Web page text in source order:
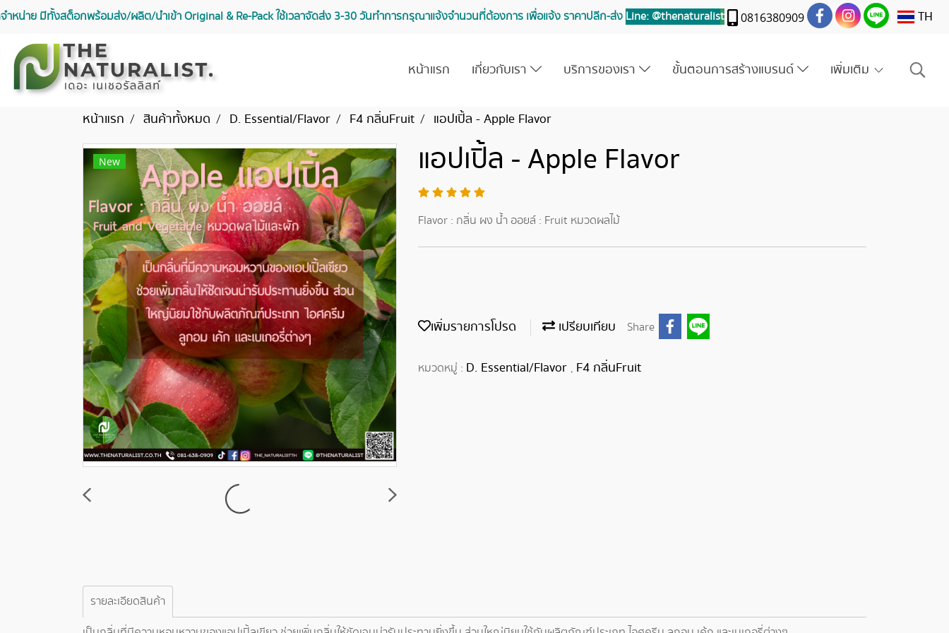
น่าย มีทั้งสต็อกพร้อมส่ง/ผลิต/นำเข้า Original & Re-Pack ใช้เวลาจัดส่ง 3-30 วันทำการ กรุณาแจ้งจำนวนที่ต้องการ เพื่อแจ้ง ราคาปลีก-ส่ง Line: @thenaturalist 0816380909 TH
หน้าแรก เกี่ยวกับเรา บริการของเรา ขั้นตอนการสร้างแบรนด์ เพิ่มเติม
หน้าแรก สินค้าทั้งหมด D. Essential/Flavor F4 กลิ่นFruit แอปเปิ้ล - Apple Flavor
New แอปเปิ้ล - Apple Flavor
Flavor : กลิ่น ผง น้ำ ออยล์ : Fruit หมวดผลไม้
เพิ่มรายการโปรด เปรียบเทียบ Share
หมวดหมู่ : D. Essential/Flavor , F4 กลิ่นFruit
รายละเอียดสินค้า